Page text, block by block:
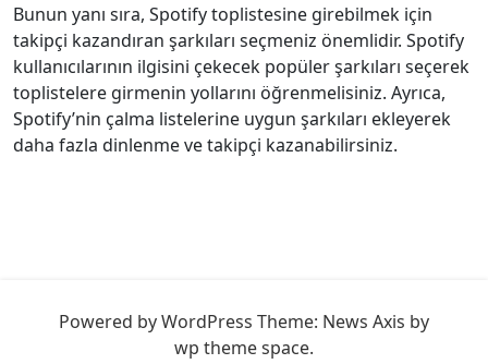
Bunun yanı sıra, Spotify toplistesine girebilmek için
takipçi kazandıran şarkıları seçmeniz önemlidir. Spotify
kullanıcılarının ilgisini çekecek popüler şarkıları seçerek
toplistelere girmenin yollarını öğrenmelisiniz. Ayrıca,
Spotify’nin çalma listelerine uygun şarkıları ekleyerek
daha fazla dinlenme ve takipçi kazanabilirsiniz.
Powered by WordPress Theme: News Axis by
wp theme space.